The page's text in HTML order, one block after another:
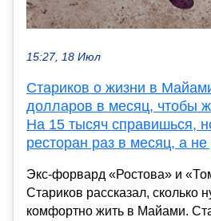
15:27, 18 Июл
Стариков о жизни в
долларов в месяц, чтобы
На 15 тысяч справишься,
ресторан раз в месяц, а не
Экс-форвард «Ростова» и
Стариков рассказал, сколько
комфортно жить в Майами.